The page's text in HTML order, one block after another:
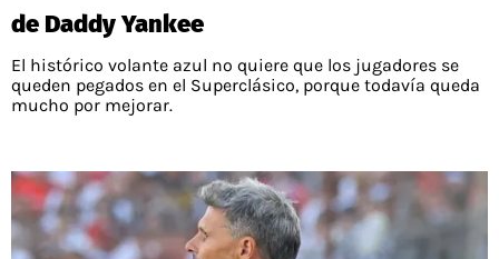
de Daddy Yankee
El histórico volante azul no quiere que los jugadores se
queden pegados en el Superclásico, porque todavía queda
mucho por mejorar.